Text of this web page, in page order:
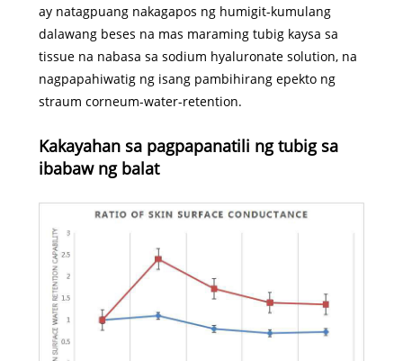
ay natagpuang nakagapos ng humigit-kumulang
dalawang beses na mas maraming tubig kaysa sa
tissue na nabasa sa sodium hyaluronate solution, na
nagpapahiwatig ng isang pambihirang epekto ng
straum corneum-water-retention.
Kakayahan sa pagpapanatili ng tubig sa
ibabaw ng balat